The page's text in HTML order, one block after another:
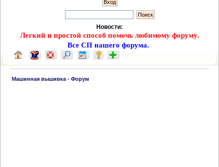
Новости:
Легкий и простой способ помочь любимому форуму.
Все СП нашего форума.
Машинная вышивка - Форум